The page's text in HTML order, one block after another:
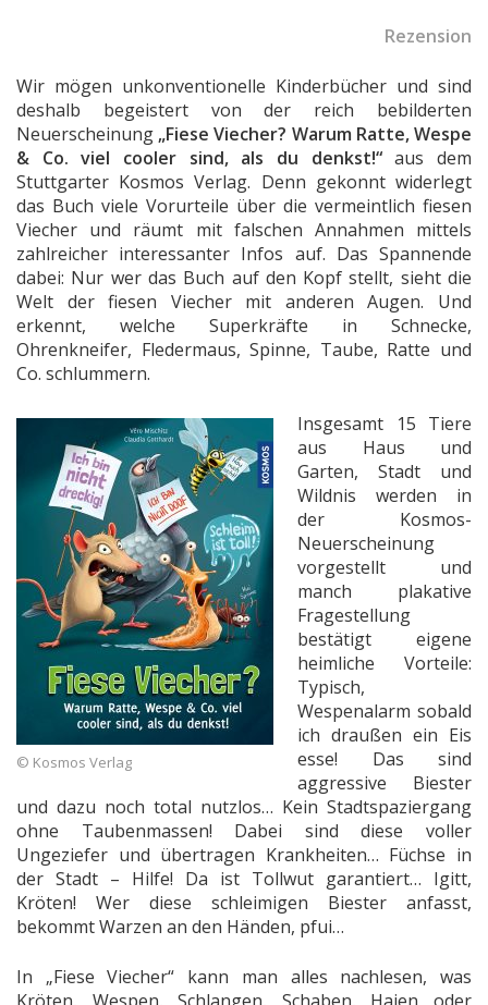
Rezension
Wir mögen unkonventionelle Kinderbücher und sind
deshalb begeistert von der reich bebilderten
Neuerscheinung „Fiese Viecher? Warum Ratte, Wespe
& Co. viel cooler sind, als du denkst!“aus dem
Stuttgarter Kosmos Verlag. Denn gekonnt widerlegt
das Buch viele Vorurteile über die vermeintlich fiesen
Viecher und räumt mit falschen Annahmen mittels
zahlreicher interessanter Infos auf. Das Spannende
dabei: Nur wer das Buch auf den Kopf stellt, sieht die
Welt der fiesen Viecher mit anderen Augen. Und
erkennt, welche Superkräfte in Schnecke,
Ohrenkneifer, Fledermaus, Spinne, Taube, Ratte und
Co. schlummern.
© Kosmos Verlag
Insgesamt 15 Tiere
aus Haus und
Garten, Stadt und
Wildnis werden in
der Kosmos-
Neuerscheinung
vorgestellt und
manch plakative
Fragestellung
bestätigt eigene
heimliche Vorteile:
Typisch,
Wespenalarm sobald
ich draußen ein Eis
esse! Das sind
aggressive Biester
und dazu noch total nutzlos… Kein Stadtspaziergang
ohne Taubenmassen! Dabei sind diese voller
Ungeziefer und übertragen Krankheiten… Füchse in
der Stadt – Hilfe! Da ist Tollwut garantiert… Igitt,
Kröten! Wer diese schleimigen Biester anfasst,
bekommt Warzen an den Händen, pfui…
In „Fiese Viecher“ kann man alles nachlesen, was